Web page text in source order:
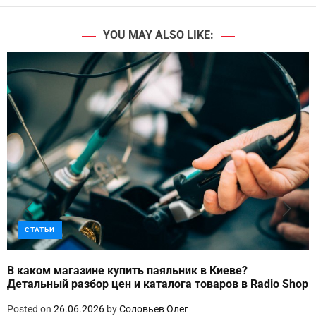
YOU MAY ALSO LIKE:
СТАТЬИ
В каком магазине купить паяльник в Киеве?
Детальный разбор цен и каталога товаров в Radio Shop
Posted on 26.06.2026 byСоловьев Олег